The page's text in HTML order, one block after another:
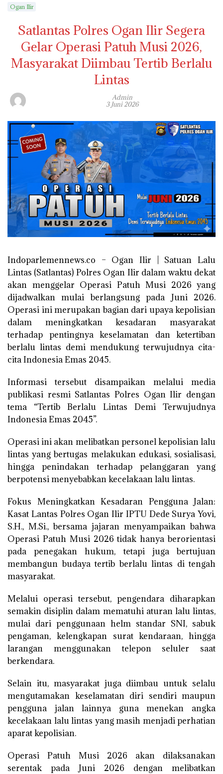
Ogan Ilir
Satlantas Polres Ogan Ilir Segera
Gelar Operasi Patuh Musi 2026,
Masyarakat Diimbau Tertib Berlalu
Lintas
Admin
3 Juni 2026
Indoparlemennews.co – Ogan Ilir | Satuan Lalu
Lintas (Satlantas) Polres Ogan Ilir dalam waktu dekat
akan menggelar Operasi Patuh Musi 2026 yang
dijadwalkan mulai berlangsung pada Juni 2026.
Operasi ini merupakan bagian dari upaya kepolisian
dalam meningkatkan kesadaran masyarakat
terhadap pentingnya keselamatan dan ketertiban
berlalu lintas demi mendukung terwujudnya cita-
cita Indonesia Emas 2045.
Informasi tersebut disampaikan melalui media
publikasi resmi Satlantas Polres Ogan Ilir dengan
tema “Tertib Berlalu Lintas Demi Terwujudnya
Indonesia Emas 2045”.
Operasi ini akan melibatkan personel kepolisian lalu
lintas yang bertugas melakukan edukasi, sosialisasi,
hingga penindakan terhadap pelanggaran yang
berpotensi menyebabkan kecelakaan lalu lintas.
Fokus Meningkatkan Kesadaran Pengguna Jalan:
Kasat Lantas Polres Ogan Ilir IPTU Dede Surya Yovi,
S.H., M.Si., bersama jajaran menyampaikan bahwa
Operasi Patuh Musi 2026 tidak hanya berorientasi
pada penegakan hukum, tetapi juga bertujuan
membangun budaya tertib berlalu lintas di tengah
masyarakat.
Melalui operasi tersebut, pengendara diharapkan
semakin disiplin dalam mematuhi aturan lalu lintas,
mulai dari penggunaan helm standar SNI, sabuk
pengaman, kelengkapan surat kendaraan, hingga
larangan menggunakan telepon seluler saat
berkendara.
Selain itu, masyarakat juga diimbau untuk selalu
mengutamakan keselamatan diri sendiri maupun
pengguna jalan lainnya guna menekan angka
kecelakaan lalu lintas yang masih menjadi perhatian
aparat kepolisian.
Operasi Patuh Musi 2026 akan dilaksanakan
serentak pada Juni 2026 dengan melibatkan